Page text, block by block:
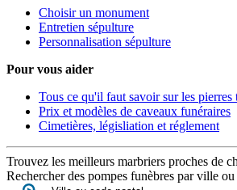
Choisir un monument
Entretien sépulture
Personnalisation sépulture
Pour vous aider
Tous ce qu'il faut savoir sur les pierres
Prix et modèles de caveaux funéraires
Cimetières, législiation et réglement
Trouvez les meilleurs marbriers proches de
Rechercher des pompes funèbres par ville ou